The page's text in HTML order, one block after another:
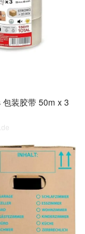
包装胶带 50m x 3